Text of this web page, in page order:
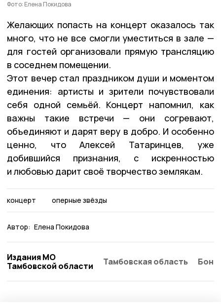
Фото: Елена Покидова
Желающих попасть на концерт оказалось так
много, что не все смогли уместиться в зале —
для гостей организовали прямую трансляцию
в соседнем помещении.
Этот вечер стал праздником души и моментом
единения: артисты и зрители почувствовали
себя одной семьёй. Концерт напомнил, как
важны такие встречи — они согревают,
объединяют и дарят веру в добро. И особенно
ценно, что Алексей Татаринцев, уже
добившийся признания, с искренностью
и любовью дарит своё творчество землякам.
концерт оперные звёзды
Автор: Елена Покидова
Издания МО
Тамбовской области
Тамбовская область